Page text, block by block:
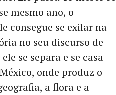
mesmo ano, o
consegue se exilar na
no seu discurso de
se separa e se casa
onde produz o
a flora e a